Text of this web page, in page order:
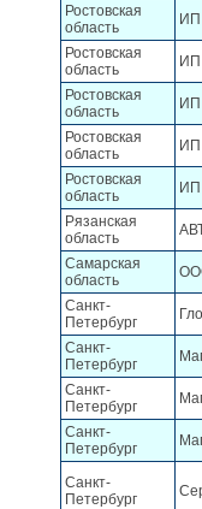
Ростовская
область
ИП
Ростовская
область
ИП
Ростовская
область
ИП
Ростовская
область
ИП
Ростовская
область
ИП
Рязанская
область
Самарская
область
Санкт-
Петербург
Санкт-
Петербург
Санкт-
Петербург
Санкт-
Петербург
Санкт-
Петербург